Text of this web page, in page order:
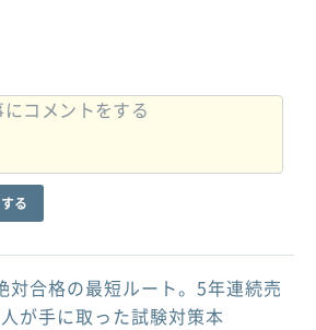
る
対合格の最短ルート。5年連続売
が手に取った試験対策本